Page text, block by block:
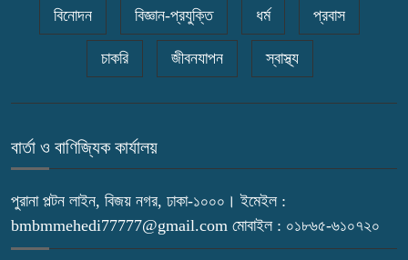
বিনোদন বিজ্ঞান-প্রযুক্তি ধর্ম প্রবাস
চাকরি জীবনযাপন স্বাস্থ্য
বার্তা ও বাণিজ্যিক কার্যালয়
পুরানা পল্টন লাইন, বিজয় নগর, ঢাকা-১০০০। ইমেইল :
bmbmmehedi77777@gmail.com মোবাইল : ০১৮৬৫-৬১০৭২০